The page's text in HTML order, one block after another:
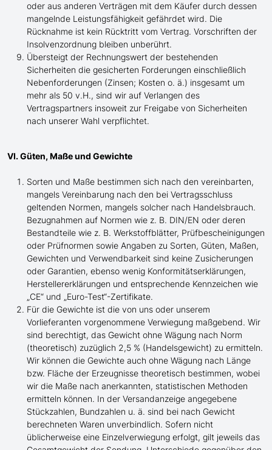
oder aus anderen Verträgen mit dem Käufer durch dessen
mangelnde Leistungsfähigkeit gefährdet wird. Die
Rücknahme ist kein Rücktritt vom Vertrag. Vorschriften der
Insolvenzordnung bleiben unberührt.
Übersteigt der Rechnungswert der bestehenden
Sicherheiten die gesicherten Forderungen einschließlich
Nebenforderungen (Zinsen; Kosten o. ä.) insgesamt um
mehr als 50 v.H., sind wir auf Verlangen des
Vertragspartners insoweit zur Freigabe von Sicherheiten
nach unserer Wahl verpflichtet.
VI. Güten, Maße und Gewichte
Sorten und Maße bestimmen sich nach den vereinbarten,
mangels Vereinbarung nach den bei Vertragsschluss
geltenden Normen, mangels solcher nach Handelsbrauch.
Bezugnahmen auf Normen wie z. B. DIN/EN oder deren
Bestandteile wie z. B. Werkstoffblätter, Prüfbescheinigungen
oder Prüfnormen sowie Angaben zu Sorten, Güten, Maßen,
Gewichten und Verwendbarkeit sind keine Zusicherungen
oder Garantien, ebenso wenig Konformitätserklärungen,
Herstellererklärungen und entsprechende Kennzeichen wie
„CE“ und „Euro-Test“-Zertifikate.
Für die Gewichte ist die von uns oder unserem
Vorlieferanten vorgenommene Verwiegung maßgebend. Wir
sind berechtigt, das Gewicht ohne Wägung nach Norm
(theoretisch) zuzüglich 2,5 % (Handelsgewicht) zu ermitteln.
Wir können die Gewichte auch ohne Wägung nach Länge
bzw. Fläche der Erzeugnisse theoretisch bestimmen, wobei
wir die Maße nach anerkannten, statistischen Methoden
ermitteln können. In der Versandanzeige angegebene
Stückzahlen, Bundzahlen u. ä. sind bei nach Gewicht
berechneten Waren unverbindlich. Sofern nicht
üblicherweise eine Einzelverwiegung erfolgt, gilt jeweils das